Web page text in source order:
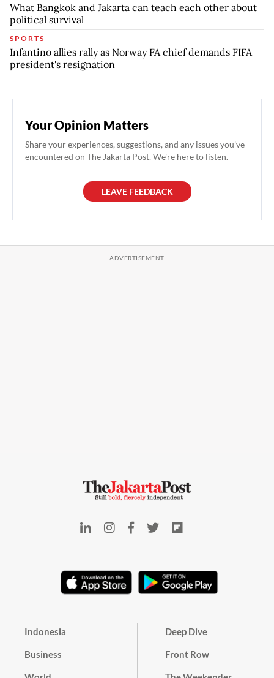
What Bangkok and Jakarta can teach each other about
political survival
SPORTS
Infantino allies rally as Norway FA chief demands FIFA
president's resignation
Your Opinion Matters
Share your experiences, suggestions, and any issues you've
encountered on The Jakarta Post. We're here to listen.
LEAVE FEEDBACK
Indonesia
Business
Deep Dive
Front Row